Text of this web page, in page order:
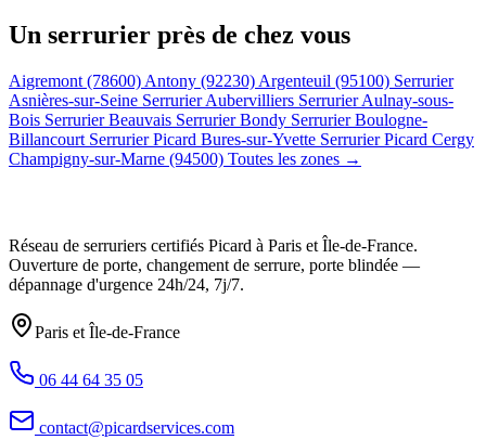
Un serrurier près de chez vous
Aigremont (78600) Antony (92230) Argenteuil (95100) Serrurier
Asnières-sur-Seine Serrurier Aubervilliers Serrurier Aulnay-sous-
Bois Serrurier Beauvais Serrurier Bondy Serrurier Boulogne-
Billancourt Serrurier Picard Bures-sur-Yvette Serrurier Picard Cergy
Champigny-sur-Marne (94500) Toutes les zones →
Réseau de serruriers certifiés Picard à Paris et Île-de-France.
Ouverture de porte, changement de serrure, porte blindée —
dépannage d'urgence 24h/24, 7j/7.
Paris et Île-de-France
06 44 64 35 05
contact@picardservices.com